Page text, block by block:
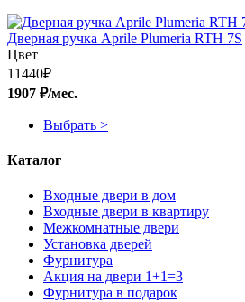
Дверная ручка Aprile Plumeria RTH 7S
Цвет
11440₽
1907 ₽/мес.
Выбрать >
Каталог
Входные двери в дом
Входные двери в квартиру
Межкомнатные двери
Установка дверей
Фурнитура
Акция на двери 1+1=3
Фурнитура в подарок